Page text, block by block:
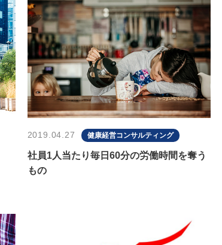
2019.04.27 健康経営コンサルティング
社員1人当たり毎日60分の労働時間を奪う
もの